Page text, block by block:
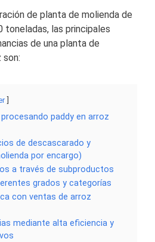
de planta de molienda de
toneladas, las principales
de una planta de
son:
paddy en arroz
de descascarado y
por encargo)
a través de subproductos
grados y categorías
con ventas de arroz
mediante alta eficiencia y